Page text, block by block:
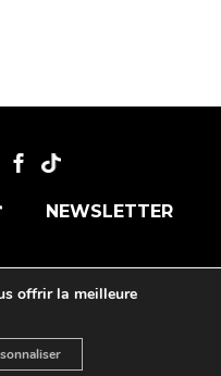
NEWSLETTER
offrir la meilleure